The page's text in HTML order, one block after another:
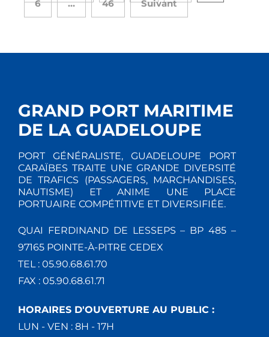
6
… 46 Suivant
GRAND PORT MARITIME
DE LA GUADELOUPE
PORT GÉNÉRALISTE, GUADELOUPE PORT
CARAÏBES TRAITE UNE GRANDE DIVERSITÉ
DE TRAFICS (PASSAGERS, MARCHANDISES,
NAUTISME) ET ANIME UNE PLACE
PORTUAIRE COMPÉTITIVE ET DIVERSIFIÉE.
QUAI FERDINAND DE LESSEPS – BP 485 –
97165 POINTE-À-PITRE CEDEX
TEL : 05.90.68.61.70
FAX : 05.90.68.61.71
HORAIRES D'OUVERTURE AU PUBLIC :
LUN - VEN : 8H - 17H